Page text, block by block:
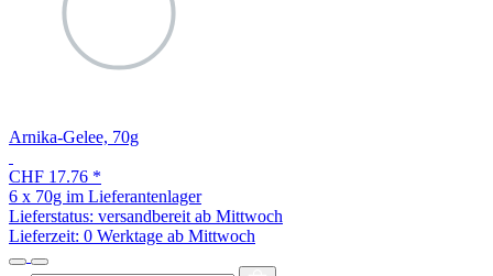
Arnika-Gelee, 70g
CHF 17.76 *
6 x 70g im Lieferantenlager
Lieferstatus: versandbereit ab Mittwoch
Lieferzeit: 0 Werktage ab Mittwoch